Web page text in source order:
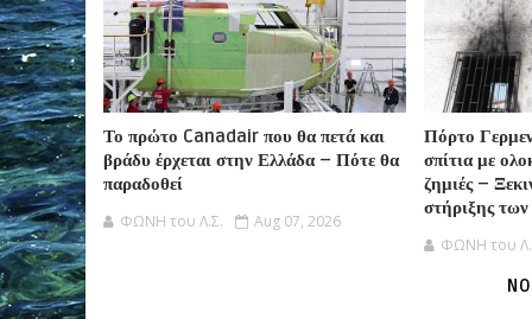
Το πρώτο Canadair που θα πετά και
βράδυ έρχεται στην Ελλάδα – Πότε θα
παραδοθεί
ΦΩΝΗ του Λ.Σ. Aug 07, 2026
Πόρτο
σπίτια με
ζημιές –
στήριξης
ΦΩΝΗ του